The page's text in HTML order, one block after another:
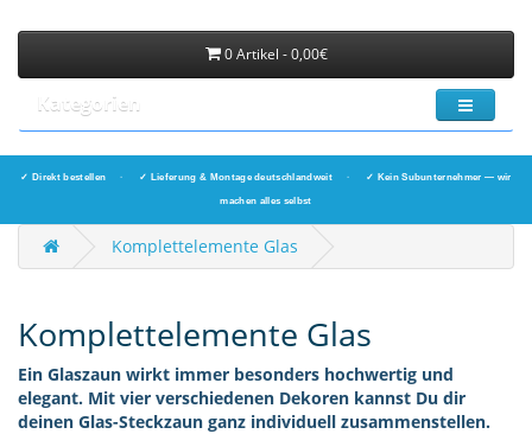
0 Artikel - 0,00€
Kategorien
✓ Direkt bestellen · ✓ Lieferung & Montage deutschlandweit · ✓ Kein Subunternehmer — wir
machen alles selbst
Komplettelemente Glas
Komplettelemente Glas
Ein Glaszaun wirkt immer besonders hochwertig und
elegant. Mit vier verschiedenen Dekoren kannst Du dir
deinen Glas-Steckzaun ganz individuell zusammenstellen.